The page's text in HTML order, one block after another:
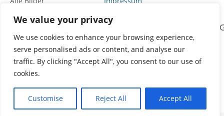
We value your privacy
We use cookies to enhance your browsing experience,
serve personalised ads or content, and analyse our
traffic. By clicking "Accept All", you consent to our use of
cookies.
Customise Reject All Accept All
geschützt.
Datenschutzerklärung